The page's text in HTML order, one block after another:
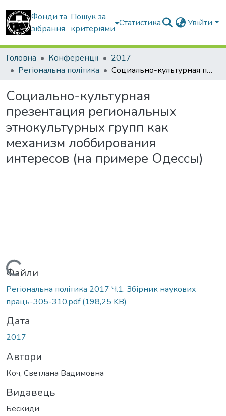
Фонди та
зібрання
Пошук за
критеріями
Статистика Увійти
Головна Конференції
2017
Регіональна політика
Социально-культурная презентация региональных этнокультурных групп как механизм лоббирования интересов (на примере Одессы)
Социально-культурная
презентация региональных
этнокультурных групп как
механизм лоббирования
интересов (на примере Одессы)
Вантажиться...
Файли
Регіональна політика 2017 Ч.1. Збірник наукових
праць-305-310.pdf(198,25 KB)
Дата
2017
Автори
Коч, Светлана Вадимовна
Видавець
Бескиди